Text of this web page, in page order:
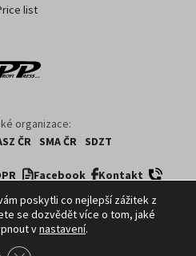
list
organizace:
ČR SMA ČR SDZT
Facebook Kontakt
využívá zpravodajství z databází ČTK,
zákonem. Přepis, šíření či další
veřejnosti, a to jakýmkoliv způsobem,
poskytli co nejlepší zážitek z
se dozvědět více o tom, jaké
vnastavení.